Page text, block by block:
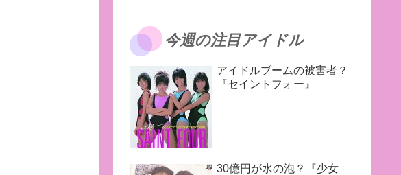
今週の注目アイドル
アイドルブームの被害者？
『セイントフォー』
30億円が水の泡？『少女